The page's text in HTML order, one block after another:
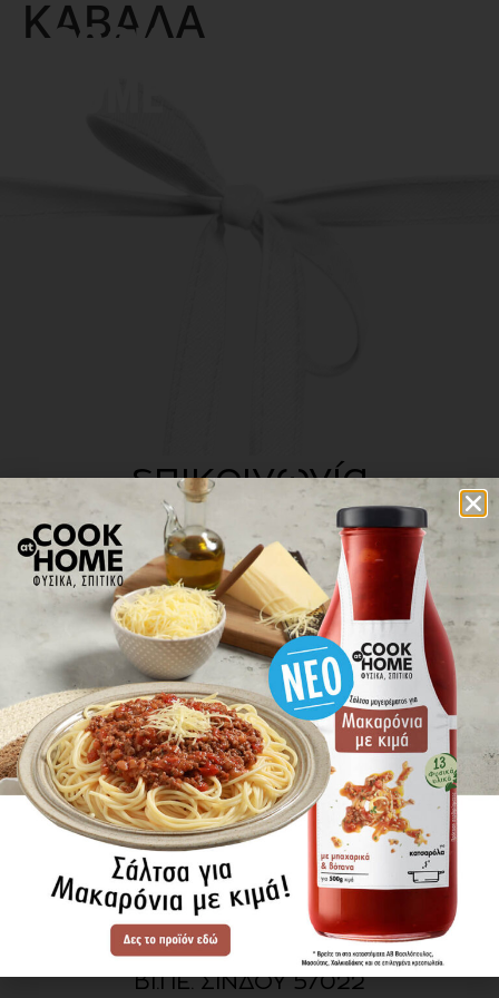
ΚΑΒΑΛΑ
επικοινωνία
πού βρίσκω τα προϊόντα
ΕΝΗΜΕΡΩΘΕΙΤΕ ΠΡΩΤΟΙ
ΓΙΑ ΤΑ ΝΕΑ ΜΑΣ
ΕΓΓΡΑΦΗ
SITE MAP
ΠΡΟΪΟΝΤΑ
ΣΥΝΤΑΓΕΣ
Η ΙΣΤΟΡΙΑ ΜΑΣ
VIDEOS
ΠΡΟΒΥΛ Α.Ε.
ΟΔΟΣ Α3
ΒΙ.ΠΕ. ΣΙΝΔΟΥ 57022